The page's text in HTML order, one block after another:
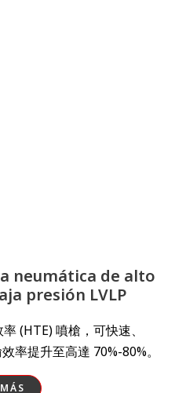
neumática de alto
presión LVLP
(HTE) 噴槍，可快速、
率提升至高達 70%-80%。